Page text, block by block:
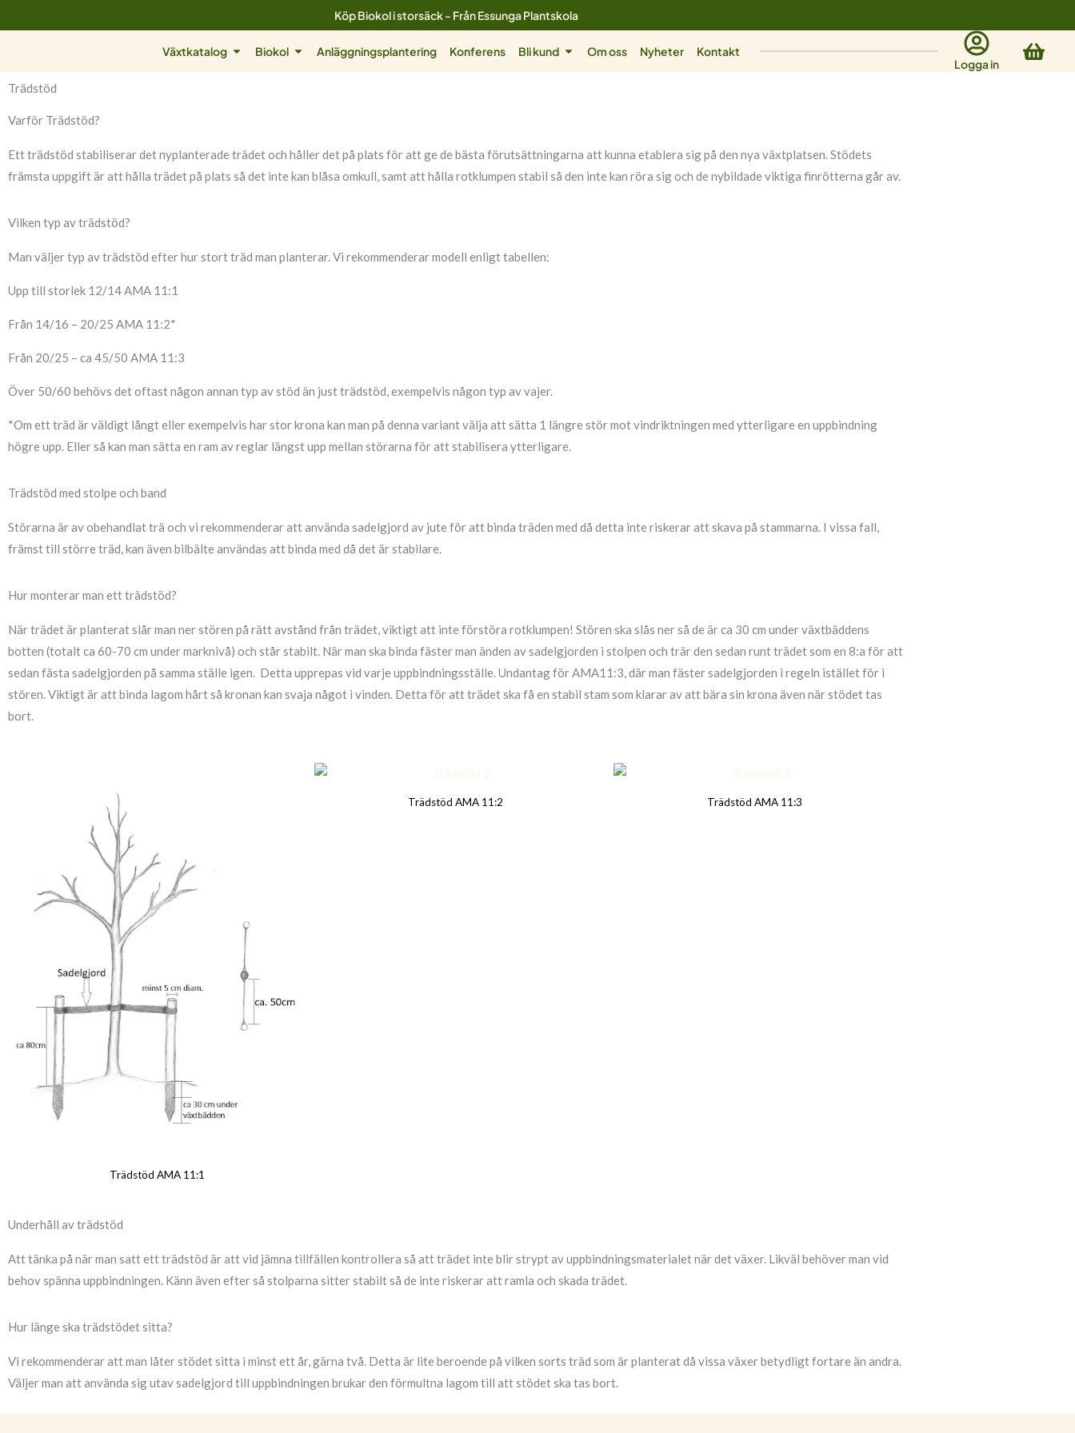
till
Köp Biokol i storsäck - Från Essunga Plantskola
Växtkatalog Öppna Växtkatalog
Biokol Öppna Biokol
Anläggningsplantering Konferens Bli kund Öppna Bli kund
Om oss Nyheter
Kontakt
Logga in
Trädstöd
Varför Trädstöd?
Ett trädstöd stabiliserar det nyplanterade trädet och håller det på plats för att ge de bästa förutsättningarna att kunna etablera sig på den nya växtplatsen. Stödets
främsta uppgift är att hålla trädet på plats så det inte kan blåsa omkull, samt att hålla rotklumpen stabil så den inte kan röra sig och de nybildade viktiga finrötterna går av.
Vilken typ av trädstöd?
Man väljer typ av trädstöd efter hur stort träd man planterar. Vi rekommenderar modell enligt tabellen:
Upp till storlek 12/14 AMA 11:1
Från 14/16 – 20/25 AMA 11:2*
Från 20/25 – ca 45/50 AMA 11:3
Över 50/60 behövs det oftast någon annan typ av stöd än just trädstöd, exempelvis någon typ av vajer.
*Om ett träd är väldigt långt eller exempelvis har stor krona kan man på denna variant välja att sätta 1 längre stör mot vindriktningen med ytterligare en uppbindning
högre upp. Eller så kan man sätta en ram av reglar längst upp mellan störarna för att stabilisera ytterligare.
Trädstöd med stolpe och band
Störarna är av obehandlat trä och vi rekommenderar att använda sadelgjord av jute för att binda träden med då detta inte riskerar att skava på stammarna. I vissa fall,
främst till större träd, kan även bilbälte användas att binda med då det är stabilare.
Hur monterar man ett trädstöd?
När trädet är planterat slår man ner stören på rätt avstånd från trädet, viktigt att inte förstöra rotklumpen! Stören ska slås ner så de är ca 30 cm under växtbäddens
botten (totalt ca 60-70 cm under marknivå) och står stabilt. När man ska binda fäster man änden av sadelgjorden i stolpen och trär den sedan runt trädet som en 8:a för att
sedan fästa sadelgjorden på samma ställe igen. Detta upprepas vid varje uppbindningsställe. Undantag för AMA11:3, där man fäster sadelgjorden i regeln istället för i
stören. Viktigt är att binda lagom hårt så kronan kan svaja något i vinden. Detta för att trädet ska få en stabil stam som klarar av att bära sin krona även när stödet tas
bort.
Trädstöd AMA 11:1
Trädstöd AMA 11:2 Trädstöd AMA 11:3
Underhåll av trädstöd
Att tänka på när man satt ett trädstöd är att vid jämna tillfällen kontrollera så att trädet inte blir strypt av uppbindningsmaterialet när det växer. Likväl behöver man vid
behov spänna uppbindningen. Känn även efter så stolparna sitter stabilt så de inte riskerar att ramla och skada trädet.
Hur länge ska trädstödet sitta?
Vi rekommenderar att man låter stödet sitta i minst ett år, gärna två. Detta är lite beroende på vilken sorts träd som är planterat då vissa växer betydligt fortare än andra.
Väljer man att använda sig utav sadelgjord till uppbindningen brukar den förmultna lagom till att stödet ska tas bort.